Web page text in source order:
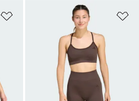
Ajouter à la Liste de produits